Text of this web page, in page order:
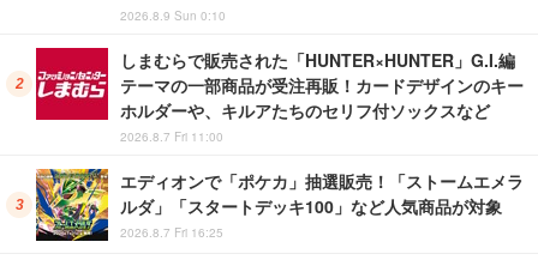
2026.8.9 Sun 0:10
しまむらで販売された「HUNTER×HUNTER」G.I.編
テーマの一部商品が受注再販！カードデザインのキー
ホルダーや、キルアたちのセリフ付ソックスなど
2026.8.7 Fri 11:00
エディオンで「ポケカ」抽選販売！「ストームエメラ
ルダ」「スタートデッキ100」など人気商品が対象
2026.8.7 Fri 16:25